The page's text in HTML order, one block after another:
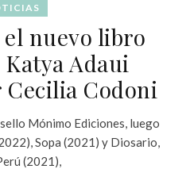
el nuevo libro
Adaui
Codoni
Mónimo Ediciones, luego
Sopa (2021) y Diosario,
(2021),